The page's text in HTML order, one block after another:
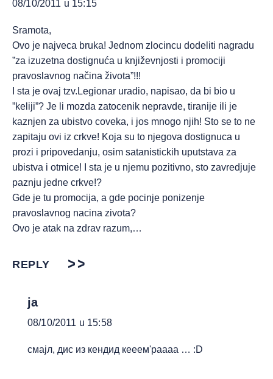
08/10/2011 u 15:15
Sramota,
Ovo je najveca bruka! Jednom zlocincu dodeliti nagradu
”za izuzetna dostignuća u književnjosti i promociji
pravoslavnog načina života”!!!
I sta je ovaj tzv.Legionar uradio, napisao, da bi bio u
”keliji”? Je li mozda zatocenik nepravde, tiranije ili je
kaznjen za ubistvo coveka, i jos mnogo njih! Sto se to ne
zapitaju ovi iz crkve! Koja su to njegova dostignuca u
prozi i pripovedanju, osim satanistickih uputstava za
ubistva i otmice! I sta je u njemu pozitivno, sto zavredjuje
paznju jedne crkve!?
Gde je tu promocija, a gde pocinje ponizenje
pravoslavnog nacina zivota?
Ovo je atak na zdrav razum,…
REPLY
ja
08/10/2011 u 15:58
смајл, дис из кендид кееем'раааа … :D